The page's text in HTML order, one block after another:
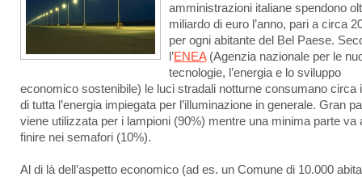
amministrazioni italiane spendono
miliardo di euro l’anno, pari a circa
per ogni abitante del Bel Paese.
l’ENEA(Agenzia nazionale per le
tecnologie, l’energia e lo sviluppo
economico sostenibile) le luci stradali notturne consumano circa
di tutta l’energia impiegata per l’illuminazione in generale. Gran
viene utilizzata per i lampioni (90%) mentre una minima parte va
finire nei semafori (10%).
Al di là dell’aspetto economico (ad es. un Comune di 10.000